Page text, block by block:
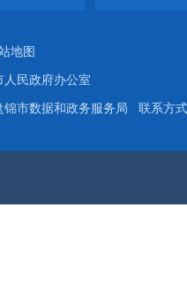
地图
人民政府办公室
市数据和政务服务局 联系方